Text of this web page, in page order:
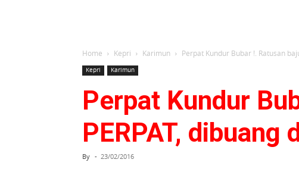
Home Kepri Karimun Perpat Kundur Bubar !. Ratusan
Kepri Karimun
Perpat Kundur
PERPAT, dibuang
By - 23/02/2016